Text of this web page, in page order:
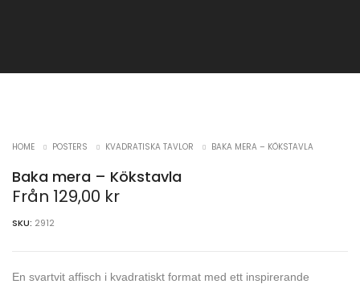
HOME POSTERS KVADRATISKA TAVLOR BAKA MERA – KÖKSTAVLA
Baka mera – Kökstavla
Från 129,00 kr
SKU: 2912
En svartvit affisch i kvadratiskt format med ett inspirerande